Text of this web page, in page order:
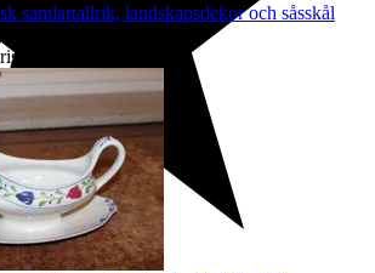
samlartallrik, landskapsdekor och såsskål